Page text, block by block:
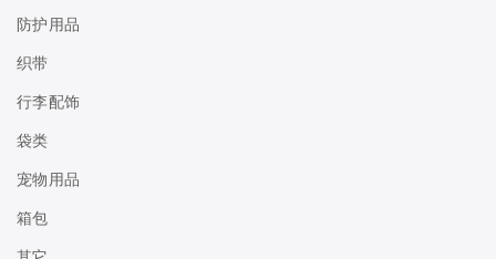
防护用品
织带
行李配饰
袋类
宠物用品
箱包